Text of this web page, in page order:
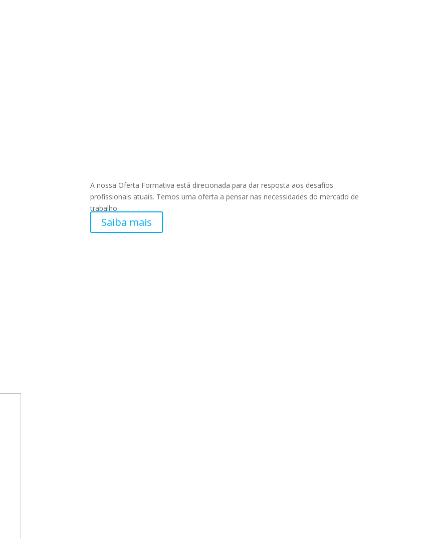
A nossa Oferta Formativa está direcionada para dar resposta aos desafios
profissionais atuais. Temos uma oferta a pensar nas necessidades do mercado de
trabalho.
Saiba mais